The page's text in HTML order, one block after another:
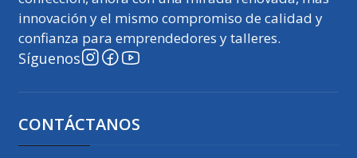
innovación y el mismo compromiso de calidad y
confianza para emprendedores y talleres.
Síguenos
CONTÁCTANOS